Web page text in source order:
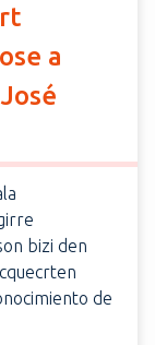
a
bizi den
de